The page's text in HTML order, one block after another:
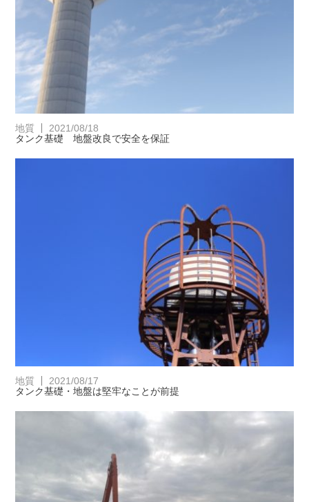
地質
2021/08/18
タンク基礎 地盤改良で安全を保証
地質
2021/08/17
タンク基礎・地盤は堅牢なことが前提